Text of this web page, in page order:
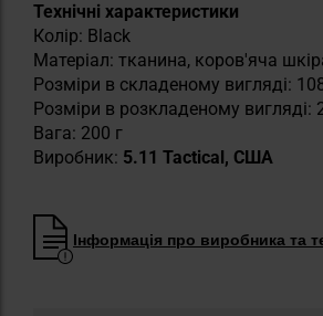
Технічні характеристики
Колір: Black
Матеріал: тканина, коров'яча
Розміри в складеному вигляді:
Розміри в розкладеному вигляді:
Вага: 200 г
Виробник: 5.11 Tactical, США
Інформація про виробника та